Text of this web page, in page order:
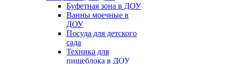
Буфетная зона в ДОУ
Ванны моечные в
ДОУ
Посуда для детского
сада
Техника для
пищеблока в ДОУ